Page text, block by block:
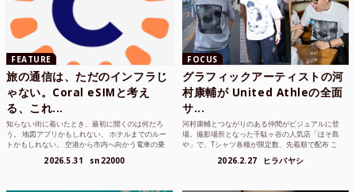
FEATURE
旅の通信は、ただのインフラじ
ゃない。Coral eSIMと考え
る、これ...
知らない街に着いたとき、最初に開くのは何だろ
う。 地図アプリかもしれない。 ホテルまでのルー
トかもしれない。 空港から市内へ向かう電車の乗
して、その街の空...
2026.5.31 sn22000
FOCUS
グラフィックアーティストの河
村康輔が United Athleの全面
サ...
河村康輔とつながりのある仲間がビジュアルに登
場。撮影場所となった千駄ヶ谷の人気店「ほそ島
や」で、Tシャツ各種が限定数、先着順で配布 こ
さまざまな...2026.2.27 ヒラバヤシ